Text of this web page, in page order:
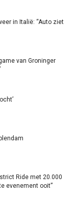
in Italië: “Auto ziet
van Groninger
Ride met 20.000
evenement ooit”